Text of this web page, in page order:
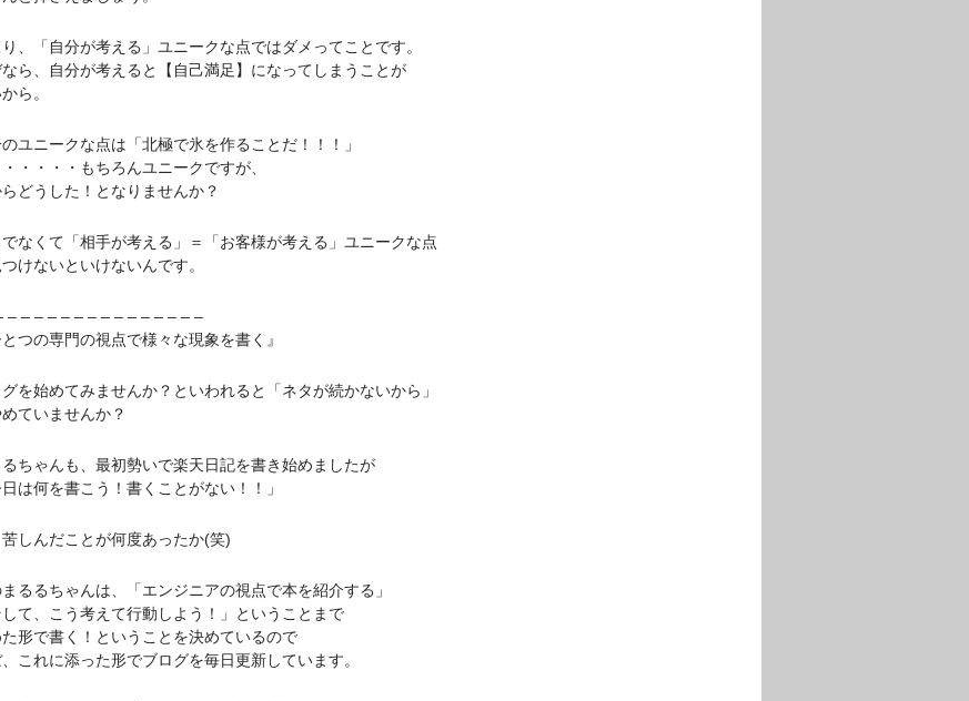
「自分が考える」ユニークな点ではダメってことです。
、自分が考えると【自己満足】になってしまうことが
ら。
ニークな点は「北極で氷を作ることだ！！！」
・もちろんユニークですが、
うした！となりませんか？
くて「相手が考える」＝「お客様が考える」ユニークな点
ないといけないんです。
– – – – – – – – – – – – –
つの専門の視点で様々な現象を書く』
始めてみませんか？といわれると「ネタが続かないから」
いませんか？
ゃんも、最初勢いで楽天日記を書き始めましたが
何を書こう！書くことがない！！」
んだことが何度あったか(笑)
るちゃんは、「エンジニアの視点で本を紹介する」
、こう考えて行動しよう！」ということまで
で書く！ということを決めているので
れに添った形でブログを毎日更新しています。